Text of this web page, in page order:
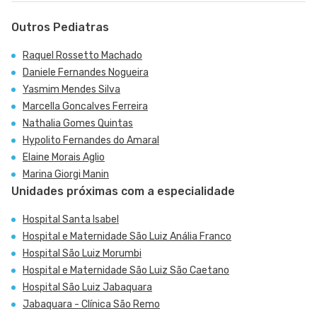
Outros Pediatras
Raquel Rossetto Machado
Daniele Fernandes Nogueira
Yasmim Mendes Silva
Marcella Goncalves Ferreira
Nathalia Gomes Quintas
Hypolito Fernandes do Amaral
Elaine Morais Aglio
Marina Giorgi Manin
Unidades próximas com a especialidade
Hospital Santa Isabel
Hospital e Maternidade São Luiz Anália Franco
Hospital São Luiz Morumbi
Hospital e Maternidade São Luiz São Caetano
Hospital São Luiz Jabaquara
Jabaquara - Clínica São Remo